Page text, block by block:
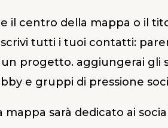
il centro della mappa o il
tutti i tuoi contatti:
un progetto. aggiungerai
e gruppi di pressione
sarà dedicato ai